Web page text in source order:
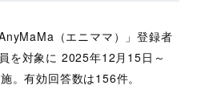
（エニママ）」登録者
を対象に 2025年12月15日～
。有効回答数は156件。